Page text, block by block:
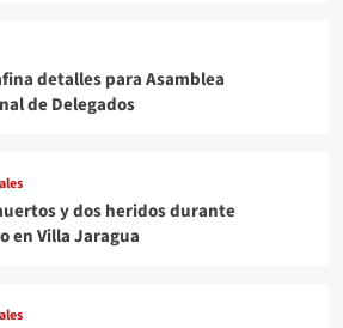
detalles para Asamblea
de Delegados
y dos heridos durante
en Villa Jaragua